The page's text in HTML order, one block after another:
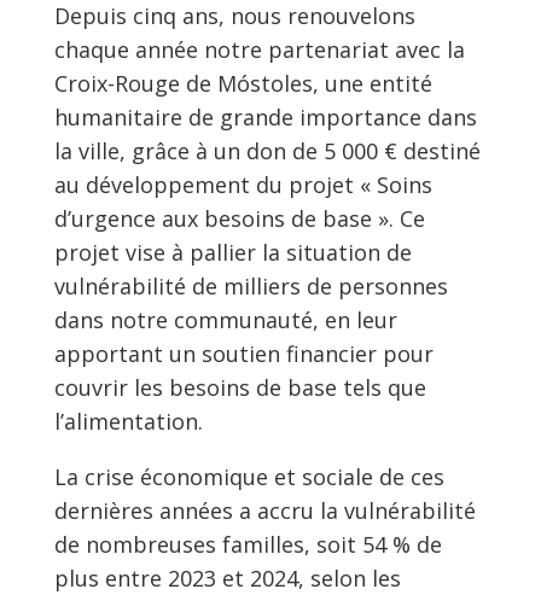
Depuis cinq ans, nous renouvelons
chaque année notre partenariat avec la
Croix-Rouge de Móstoles, une entité
humanitaire de grande importance dans
la ville, grâce à un don de 5 000 € destiné
au développement du projet « Soins
d’urgence aux besoins de base ». Ce
projet vise à pallier la situation de
vulnérabilité de milliers de personnes
dans notre communauté, en leur
apportant un soutien financier pour
couvrir les besoins de base tels que
l’alimentation.
La crise économique et sociale de ces
dernières années a accru la vulnérabilité
de nombreuses familles, soit 54 % de
plus entre 2023 et 2024, selon les